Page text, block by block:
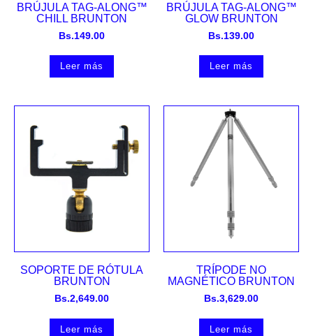
BRÚJULA TAG-ALONG™
CHILL BRUNTON
Bs.149.00
Leer más
BRÚJULA TAG-ALONG™
GLOW BRUNTON
Bs.139.00
Leer más
SOPORTE DE RÓTULA
BRUNTON
Bs.2,649.00
Leer más
TRÍPODE NO
MAGNÉTICO BRUNTON
Bs.3,629.00
Leer más